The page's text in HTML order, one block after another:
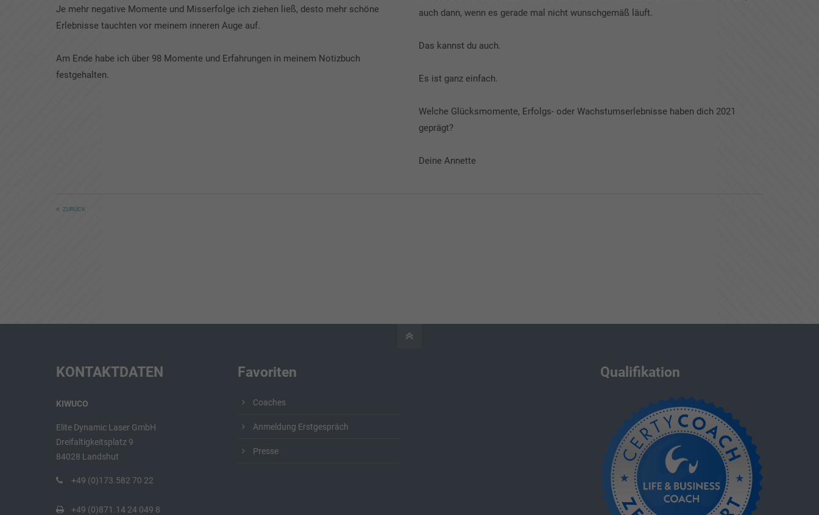
Je mehr negative Momente und Misserfolge ich ziehen ließ, desto mehr schöne
Erlebnisse tauchten vor meinem inneren Auge auf.
Am Ende habe ich über 98 Momente und Erfahrungen in meinem Notizbuch
festgehalten.
auch dann, wenn es gerade mal nicht wunschgemäß läuft.
Das kannst du auch.
Es ist ganz einfach.
Welche Glücksmomente, Erfolgs- oder Wachstumserlebnisse haben dich 2021
geprägt?
Deine Annette
ZURÜCK
KONTAKTDATEN
KIWUCO
Elite Dynamic Laser GmbH
Dreifaltigkeitsplatz 9
84028 Landshut
+49 (0)173.582 70 22
+49 (0)871.14 24 049 8
Favoriten
Coaches
Anmeldung Erstgespräch
Presse
Qualifikation